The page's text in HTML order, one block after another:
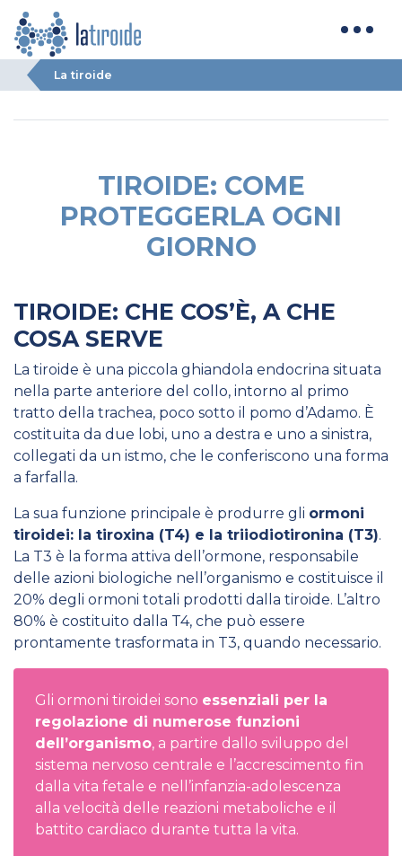
La tiroide
TIROIDE: COME
PROTEGGERLA OGNI
GIORNO
TIROIDE: CHE COS’È, A CHE
COSA SERVE
La tiroide è una piccola ghiandola endocrina situata
nella parte anteriore del collo, intorno al primo
tratto della trachea, poco sotto il pomo d’Adamo. È
costituita da due lobi, uno a destra e uno a sinistra,
collegati da un istmo, che le conferiscono una forma
a farfalla.
La sua funzione principale è produrre gli ormoni
tiroidei: la tiroxina (T4) e la triiodiotironina (T3).
La T3 è la forma attiva dell’ormone, responsabile
delle azioni biologiche nell’organismo e costituisce il
20% degli ormoni totali prodotti dalla tiroide. L’altro
80% è costituito dalla T4, che può essere
prontamente trasformata in T3, quando necessario.
Gli ormoni tiroidei sono essenziali per la
regolazione di numerose funzioni
dell’organismo, a partire dallo sviluppo del
sistema nervoso centrale e l’accrescimento fin
dalla vita fetale e nell’infanzia-adolescenza
alla velocità delle reazioni metaboliche e il
battito cardiaco durante tutta la vita.